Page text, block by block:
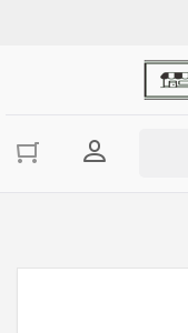
ورود به